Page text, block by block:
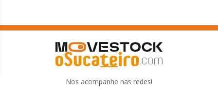
Nos acompanhe nas redes!